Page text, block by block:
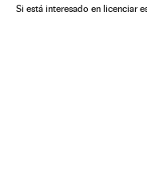
ONU Organizações
Si está interesado en licenciar